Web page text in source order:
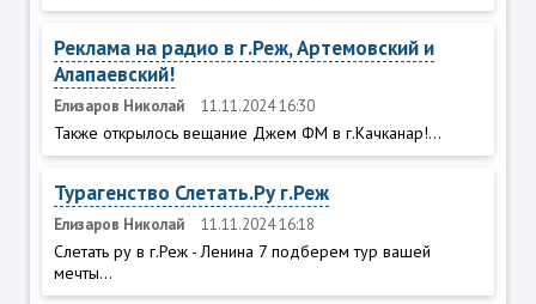
Реклама на радио в г.Реж, Артемовский и
Алапаевский!
Елизаров Николай 11.11.2024 16:30
Также открылось вещание Джем ФМ в г.Качканар!...
Турагенство Слетать.Ру г.Реж
Елизаров Николай 11.11.2024 16:18
Слетать ру в г.Реж - Ленина 7 подберем тур вашей
мечты...